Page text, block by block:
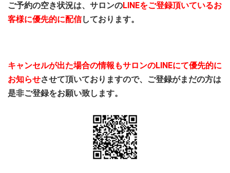
ご予約の空き状況は、サロンのLINEをご登録頂いているお
客様に優先的に配信しております。
キャンセルが出た場合の情報もサロンのLINEにて優先的に
お知らせさせて頂いておりますので、ご登録がまだの方は
是非ご登録をお願い致します。